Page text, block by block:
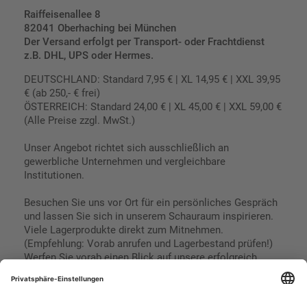
Raiffeisenallee 8
82041 Oberhaching bei München
Der Versand erfolgt per Transport- oder Frachtdienst
z.B. DHL, UPS oder Hermes.
DEUTSCHLAND: Standard 7,95 € | XL 14,95 € | XXL 39,95
€ (ab 250,- € frei)
ÖSTERREICH: Standard 24,00 € | XL 45,00 € | XXL 59,00 €
(Alle Preise zzgl. MwSt.)
Unser Angebot richtet sich ausschließlich an
gewerbliche Unternehmen und vergleichbare
Institutionen.
Besuchen Sie uns vor Ort für ein persönliches Gespräch
und lassen Sie sich in unserem Schauraum inspirieren.
Viele Lagerprodukte direkt zum Mitnehmen.
(Empfehlung: Vorab anrufen und Lagerbestand prüfen!)
Werfen Sie vorab einen Blick auf unsere erfolgreich